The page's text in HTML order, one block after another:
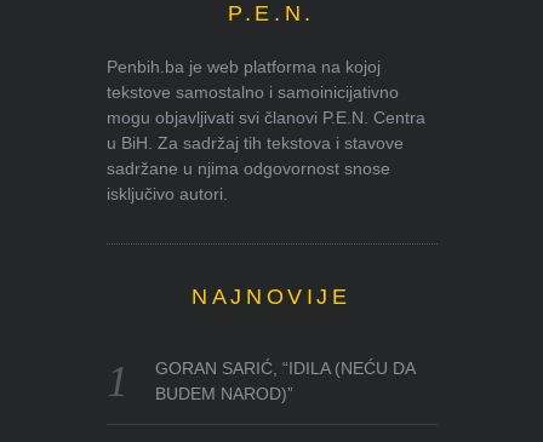
P.E.N.
Penbih.ba je web platforma na kojoj
tekstove samostalno i samoinicijativno
mogu objavljivati svi članovi P.E.N. Centra
u BiH. Za sadržaj tih tekstova i stavove
sadržane u njima odgovornost snose
isključivo autori.
NAJNOVIJE
GORAN SARIĆ, “IDILA (NEĆU DA
BUDEM NAROD)”